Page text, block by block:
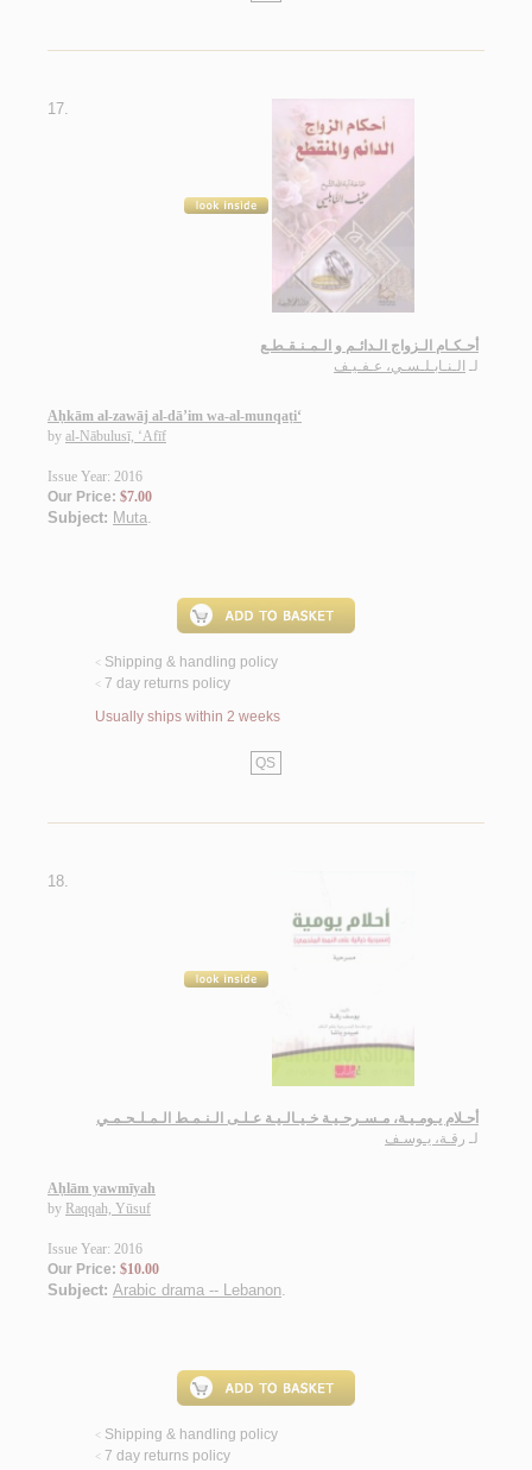
17.
أحـكـام الـزواج الـدائـم و الـمـنـقـطـع
لـ الـنـابـلـسـي، عـفـيـف
Aḥkām al-zawāj al-dā’im wa-al-munqaṭi‘
by al-Nābulusī, ‘Afīf
Issue Year: 2016
Our Price: $7.00
Subject: Muta.
< Shipping & handling policy
< 7 day returns policy
Usually ships within 2 weeks
QS
18.
أحـلام يـومـيـة، مـسـرحـيـة خـيـالـيـة عـلـى الـنـمـط الـمـلـحـمـي
لـ رقـة، يـوسـف
Aḥlām yawmīyah
by Raqqah, Yūsuf
Issue Year: 2016
Our Price: $10.00
Subject: Arabic drama -- Lebanon.
< Shipping & handling policy
< 7 day returns policy